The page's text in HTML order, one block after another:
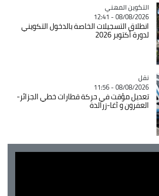
Catégorie
التكوين المهني
08/08/2026 - 12:41
انطلاق التسجيلات الخاصة بالدخول التكويني
لدورة أكتوبر 2026
Catégorie
نقل
08/08/2026 - 11:56
تعديل مؤقت في حركة قطارات خطي الجزائر-
العفرون و آغا-زرالدة